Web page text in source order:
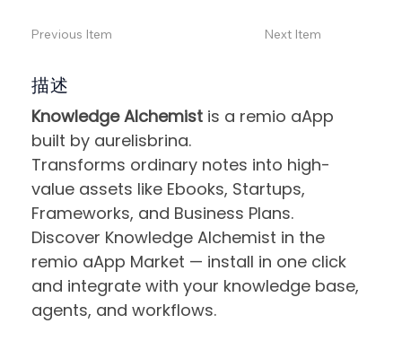
描述
Knowledge Alchemist is a remio aApp
built by aurelisbrina.
Transforms ordinary notes into high-
value assets like Ebooks, Startups,
Frameworks, and Business Plans.
Discover Knowledge Alchemist in the
remio aApp Market — install in one click
and integrate with your knowledge base,
agents, and workflows.
Previous Item Next Item